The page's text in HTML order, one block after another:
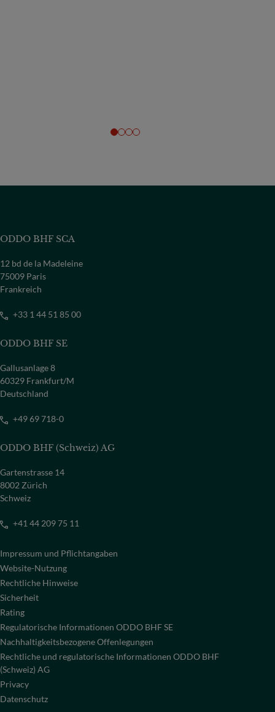
ODDO BHF SCA
12 bd de la Madeleine
75009 Paris
Frankreich
+33 1 44 51 85 00
ODDO BHF SE
Gallusanlage 8
60329 Frankfurt/M
Deutschland
+49 69 718-0
ODDO BHF (Schweiz) AG
Gartenstrasse 14
8002 Zürich
Schweiz
+41 44 209 75 11
Impressum und Pflichtangaben
Website-Nutzung
Rechtliche Hinweise
Sicherheit
Rating
Regulatorische Informationen ODDO BHF SE
Nachhaltigkeitsbezogene Offenlegungen
Rechtliche und regulatorische Informationen ODDO BHF
(Schweiz) AG
Privacy
Datenschutz